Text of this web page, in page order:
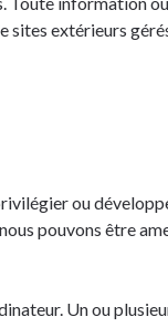
extérieurs
ou
pouvons être
Un ou